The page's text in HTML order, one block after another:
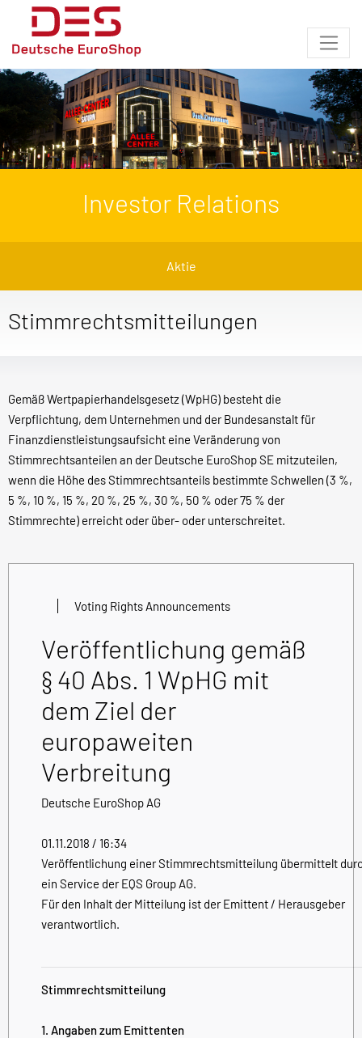
Investor Relations
Aktie
Stimmrechtsmitteilungen
Gemäß Wertpapierhandelsgesetz (WpHG) besteht die
Verpflichtung, dem Unternehmen und der Bundesanstalt für
Finanzdienstleistungsaufsicht eine Veränderung von
Stimmrechtsanteilen an der Deutsche EuroShop SE mitzuteilen,
wenn die Höhe des Stimmrechtsanteils bestimmte Schwellen (3 %,
5 %, 10 %, 15 %, 20 %, 25 %, 30 %, 50 % oder 75 % der
Stimmrechte) erreicht oder über- oder unterschreitet.
Voting Rights Announcements
Veröffentlichung gemäß
§ 40 Abs. 1 WpHG mit
dem Ziel der
europaweiten
Verbreitung
Deutsche EuroShop AG
01.11.2018 / 16:34
Veröffentlichung einer Stimmrechtsmitteilung übermittelt
ein Service der EQS Group AG.
Für den Inhalt der Mitteilung ist der Emittent / Herausgeber
verantwortlich.
Stimmrechtsmitteilung
1. Angaben zum Emittenten